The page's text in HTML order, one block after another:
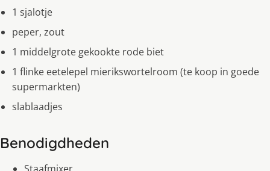
1 sjalotje
peper, zout
1 middelgrote gekookte rode biet
1 flinke eetelepel mierikswortelroom (te koop in goede
supermarkten)
slablaadjes
Benodigdheden